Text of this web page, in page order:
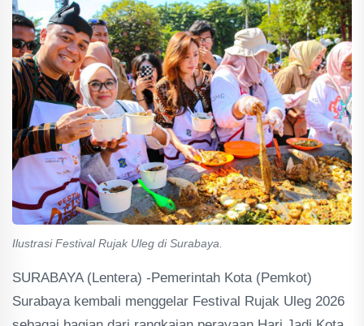
Ilustrasi Festival Rujak Uleg di Surabaya.
SURABAYA (Lentera) -Pemerintah Kota (Pemkot)
Surabaya kembali menggelar Festival Rujak Uleg 2026